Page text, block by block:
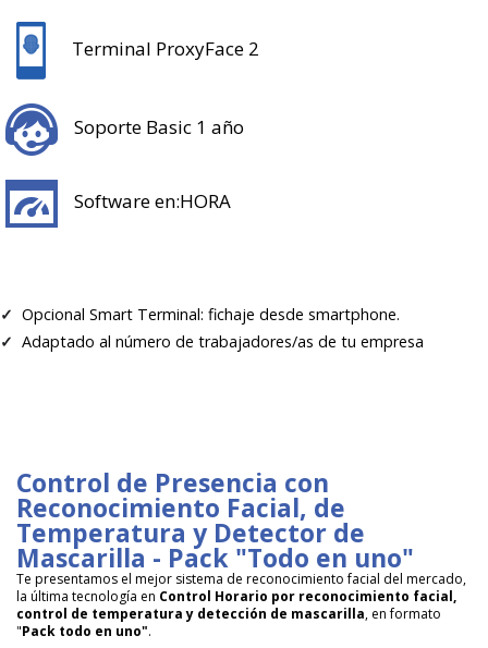
Terminal ProxyFace 2
Soporte Basic 1 año
Software en:HORA
✓ Opcional Smart Terminal: fichaje desde smartphone.
✓ Adaptado al número de trabajadores/as de tu empresa
Control de Presencia con
Reconocimiento Facial, de
Temperatura y Detector de
Mascarilla - Pack "Todo en uno"
Te presentamos el mejor sistema de reconocimiento facial del mercado,
la última tecnología en Control Horario por reconocimiento facial,
control de temperatura y detección de mascarilla, en formato
"Pack todo en uno".